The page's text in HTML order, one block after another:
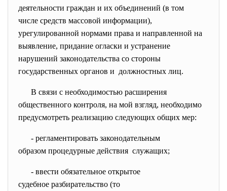
деятельности граждан и их объединений (в том
числе средств массовой информации),
урегулированной нормами права и направленной на
выявление, придание огласки и устранение
нарушений законодательства со стороны
государственных органов и должностных лиц.
В связи с необходимостью расширения
общественного контроля, на мой взгляд, необходимо
предусмотреть реализацию следующих общих мер:
- регламентировать законодательным
образом процедурные действия служащих;
- ввести обязательное открытое
судебное разбирательство (то